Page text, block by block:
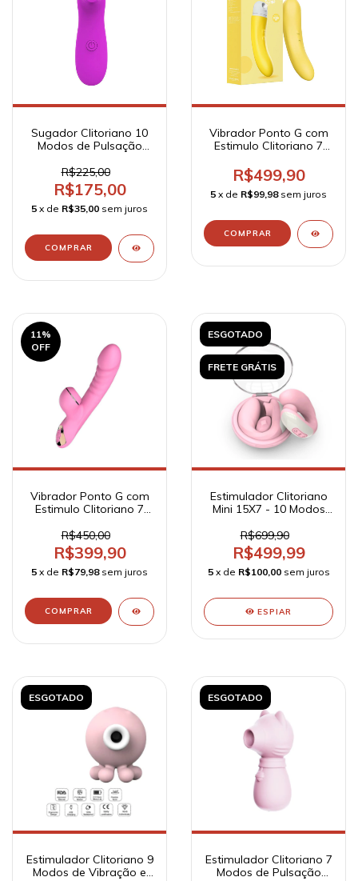
Sugador Clitoriano 10
Modos de Pulsação
Suction - Xocoo
R$225,00
R$175,00
5 x de R$35,00 sem juros
Vibrador Ponto G com
Estimulo Clitoriano 7
de Pulsação
Recarregável - Formato
Banana - Dibe
R$499,90
5 x de R$99,98 sem juros
11%
OFF
Vibrador Ponto G com
Estimulo Clitoriano 7
Pulsação e
Aquecimento
Recarregável - Dibe
R$450,00
R$399,90
5 x de R$79,98 sem juros
ESGOTADO
FRETE GRÁTIS
Estimulador Clitoriano
Mini 15X7 - 10 Modos
Pulsação Recarregável
- Travel Companion
R$699,90
R$499,99
5 x de R$100,00 sem juros
ESPIAR
ESGOTADO
Estimulador Clitoriano 9
Modos de Vibração e
ESGOTADO
Estimulador Clitoriano 7
Modos de Pulsação